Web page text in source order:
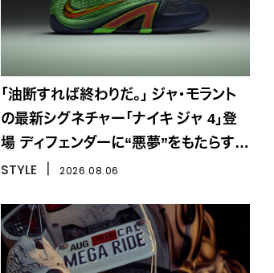
「油断すれば終わりだ。」 ジャ・モラント
の最新シグネチャー「ナイキ ジャ 4」登
場 ディフェンダーに“悪夢”をもたらす一
足
STYLE 2026.08.06